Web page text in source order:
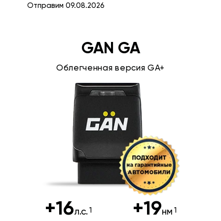
Отправим 09.08.2026
GAN GA
Облегченная версия GA+
+16л.с. +19нм